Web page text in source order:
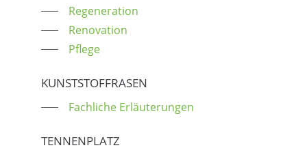
Regeneration
Renovation
Pflege
KUNSTSTOFFRASEN
Fachliche Erläuterungen
TENNENPLATZ